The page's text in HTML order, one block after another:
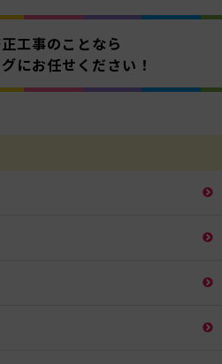
工事のことなら
にお任せください！